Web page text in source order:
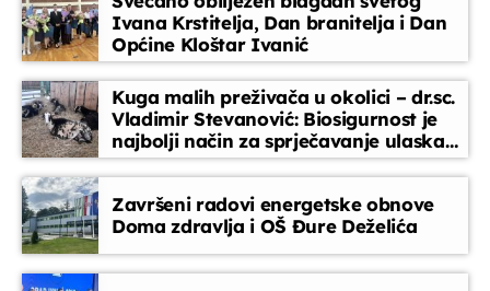
Kronika tjedna
13:30 - 13:50
Glazbeni blok
13:50 - 14:30
Slušatelji uređuju
14:30 - 15:45
Ivana Krstitelja, Dan branitelja i Dan
Općine Kloštar Ivanić
Kuga malih preživača u okolici – dr.sc.
Vladimir Stevanović: Biosigurnost je
najbolji način za sprječavanje ulaska
bolesti
Završeni radovi energetske obnove
Doma zdravlja i OŠ Đure Deželića